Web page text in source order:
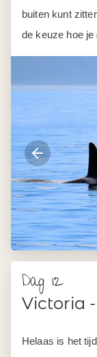
buiten kunt
de keuze hoe
Dag 12
Victoria
Helaas is het